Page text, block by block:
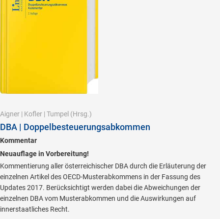
Aigner | Kofler | Tumpel (Hrsg.)
DBA | Doppelbesteuerungsabkommen
Kommentar
Neuauflage in Vorbereitung!
Kommentierung aller österreichischer DBA durch die Erläuterung der
einzelnen Artikel des OECD-Musterabkommens in der Fassung des
Updates 2017. Berücksichtigt werden dabei die Abweichungen der
einzelnen DBA vom Musterabkommen und die Auswirkungen auf
innerstaatliches Recht.